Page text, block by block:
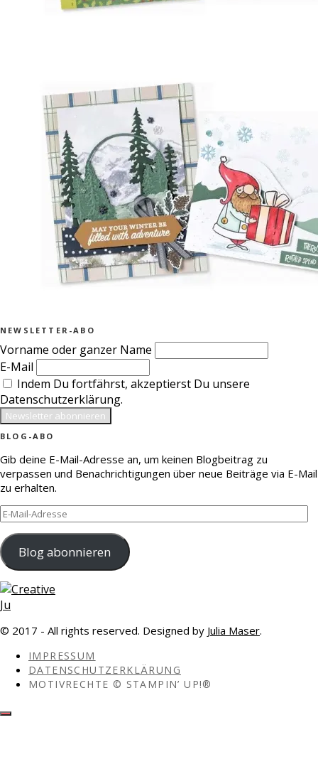
NEWSLETTER-ABO
Vorname oder ganzer Name
E-Mail
Indem Du fortfährst, akzeptierst Du unsere
Datenschutzerklärung.
BLOG-ABO
Gib deine E-Mail-Adresse an, um keinen Blogbeitrag zu
verpassen und Benachrichtigungen über neue Beiträge via E-Mail
zu erhalten.
E-
Mail-
Adresse
Blog abonnieren
© 2017 - All rights reserved. Designed by Julia Maser.
IMPRESSUM
DATENSCHUTZERKLÄRUNG
MOTIVRECHTE © STAMPIN’ UP!®